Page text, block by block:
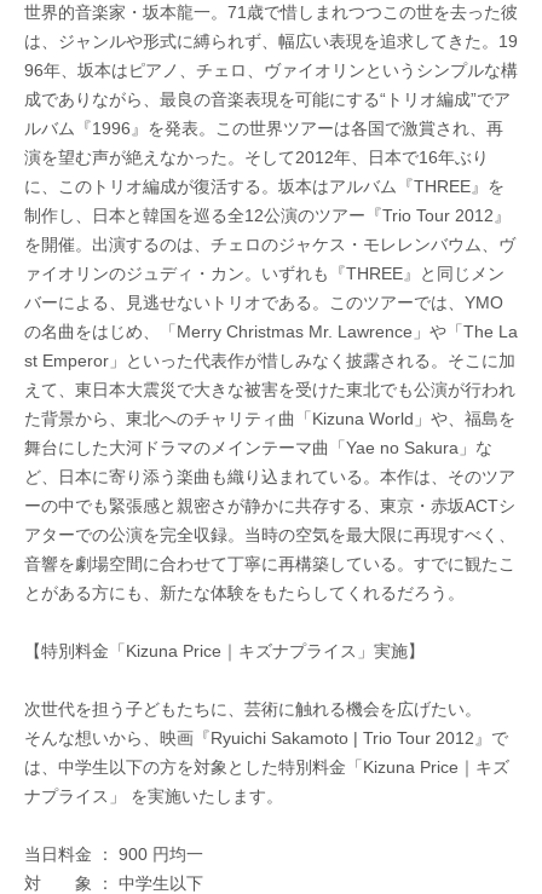
世界的音楽家・坂本龍一。71歳で惜しまれつつこの世を去った彼
は、ジャンルや形式に縛られず、幅広い表現を追求してきた。19
96年、坂本はピアノ、チェロ、ヴァイオリンというシンプルな構
成でありながら、最良の音楽表現を可能にする“トリオ編成”でア
ルバム『1996』を発表。この世界ツアーは各国で激賞され、再
演を望む声が絶えなかった。そして2012年、日本で16年ぶり
に、このトリオ編成が復活する。坂本はアルバム『THREE』を
制作し、日本と韓国を巡る全12公演のツアー『Trio Tour 2012』
を開催。出演するのは、チェロのジャケス・モレレンバウム、ヴ
ァイオリンのジュディ・カン。いずれも『THREE』と同じメン
バーによる、見逃せないトリオである。このツアーでは、YMO
の名曲をはじめ、「Merry Christmas Mr. Lawrence」や「The La
st Emperor」といった代表作が惜しみなく披露される。そこに加
えて、東日本大震災で大きな被害を受けた東北でも公演が行われ
た背景から、東北へのチャリティ曲「Kizuna World」や、福島を
舞台にした大河ドラマのメインテーマ曲「Yae no Sakura」な
ど、日本に寄り添う楽曲も織り込まれている。本作は、そのツア
ーの中でも緊張感と親密さが静かに共存する、東京・赤坂ACTシ
アターでの公演を完全収録。当時の空気を最大限に再現すべく、
音響を劇場空間に合わせて丁寧に再構築している。すでに観たこ
とがある方にも、新たな体験をもたらしてくれるだろう。
【特別料金「Kizuna Price｜キズナプライス」実施】
次世代を担う子どもたちに、芸術に触れる機会を広げたい。
そんな想いから、映画『Ryuichi Sakamoto | Trio Tour 2012』で
は、中学生以下の方を対象とした特別料金「Kizuna Price｜キズ
ナプライス」 を実施いたします。
当日料金 ： 900 円均一
対 象 ： 中学生以下